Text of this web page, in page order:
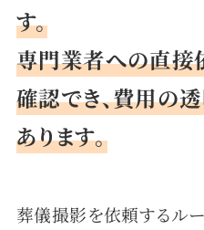
す。
専門業者への直接
確認でき、費用の
あります。
葬儀撮影を依頼するルー